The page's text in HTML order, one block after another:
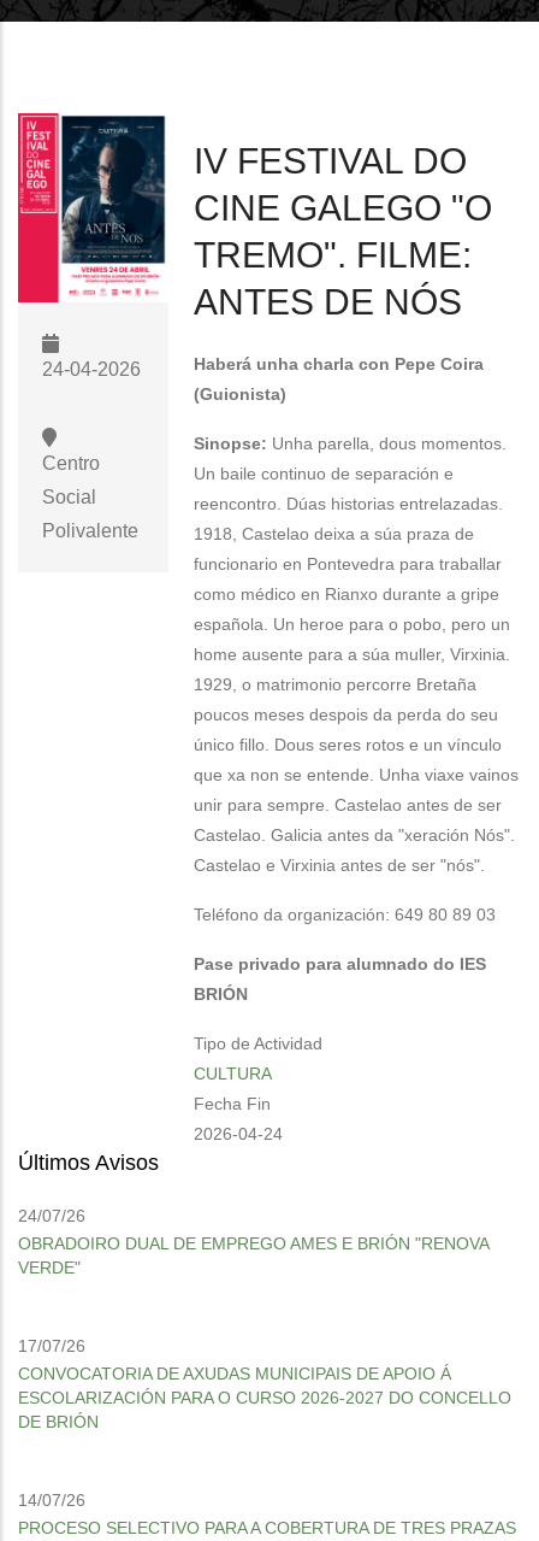
24-04-2026
Centro
Social
Polivalente
IV FESTIVAL DO
CINE GALEGO "O
TREMO". FILME:
ANTES DE NÓS
Haberá unha charla con Pepe Coira
(Guionista)
Sinopse: Unha parella, dous momentos.
Un baile continuo de separación e
reencontro. Dúas historias entrelazadas.
1918, Castelao deixa a súa praza de
funcionario en Pontevedra para traballar
como médico en Rianxo durante a gripe
española. Un heroe para o pobo, pero un
home ausente para a súa muller, Virxinia.
1929, o matrimonio percorre Bretaña
poucos meses despois da perda do seu
único fillo. Dous seres rotos e un vínculo
que xa non se entende. Unha viaxe vainos
unir para sempre. Castelao antes de ser
Castelao. Galicia antes da "xeración Nós".
Castelao e Virxinia antes de ser "nós".
Teléfono da organización: 649 80 89 03
Pase privado para alumnado do IES
BRIÓN
Tipo de Actividad
CULTURA
Fecha Fin
2026-04-24
Últimos Avisos
24/07/26
OBRADOIRO DUAL DE EMPREGO AMES E BRIÓN "RENOVA
VERDE"
17/07/26
CONVOCATORIA DE AXUDAS MUNICIPAIS DE APOIO Á
ESCOLARIZACIÓN PARA O CURSO 2026-2027 DO CONCELLO
DE BRIÓN
14/07/26
PROCESO SELECTIVO PARA A COBERTURA DE TRES PRAZAS